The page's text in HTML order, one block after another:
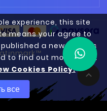
experience, this site
means your agree to
a new cookies
to find out more about
Cookies Policy.
все
